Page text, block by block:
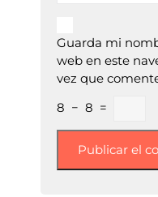
Guarda mi
web en este
vez que
8 − 8 =